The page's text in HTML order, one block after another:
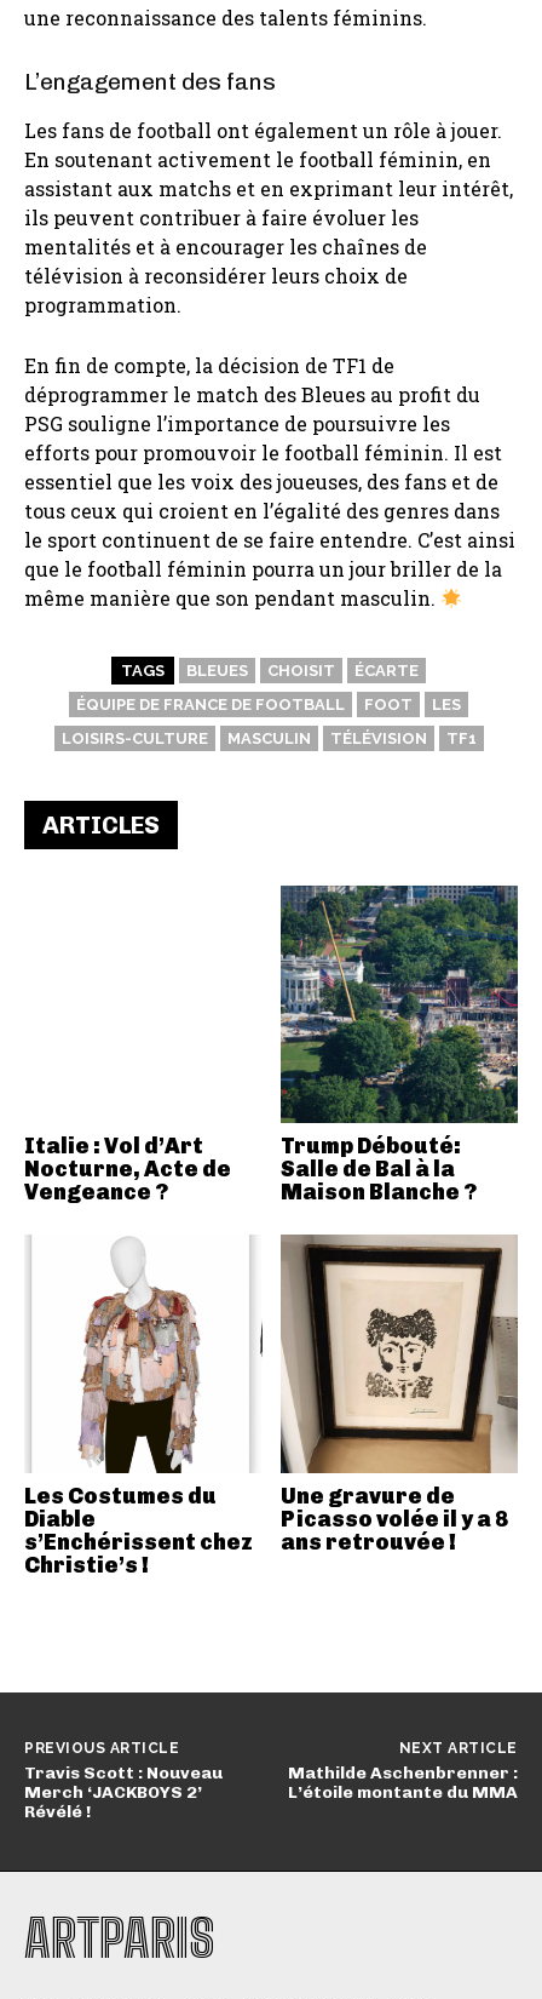
une reconnaissance des talents féminins.
L’engagement des fans
Les fans de football ont également un rôle à jouer.
En soutenant activement le football féminin, en
assistant aux matchs et en exprimant leur intérêt,
ils peuvent contribuer à faire évoluer les
mentalités et à encourager les chaînes de
télévision à reconsidérer leurs choix de
programmation.
En fin de compte, la décision de TF1 de
déprogrammer le match des Bleues au profit du
PSG souligne l’importance de poursuivre les
efforts pour promouvoir le football féminin. Il est
essentiel que les voix des joueuses, des fans et de
tous ceux qui croient en l’égalité des genres dans
le sport continuent de se faire entendre. C’est ainsi
que le football féminin pourra un jour briller de la
même manière que son pendant masculin.
TAGS BLEUES CHOISIT
ÉCARTE
ÉQUIPE DE FRANCE DE FOOTBALL
FOOT
LES
LOISIRS-CULTURE
MASCULIN TÉLÉVISION TF1
ARTICLES
Italie : Vol d’Art
Nocturne, Acte de
Vengeance ?
Trump Débouté:
Salle de Bal à la
Maison Blanche ?
Les Costumes du
Diable
s’Enchérissent chez
Christie’s !
Une gravure de
Picasso volée il y a 8
ans retrouvée !
PREVIOUS ARTICLE
Travis Scott : Nouveau
Merch ‘JACKBOYS 2’
Révélé !
NEXT ARTICLE
Mathilde Aschenbrenner :
L’étoile montante du MMA
ARTPARIS